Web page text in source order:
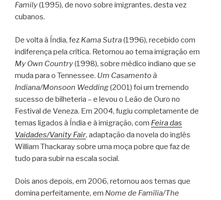
Family(1995), de novo sobre imigrantes, desta vez
cubanos.
De volta à Índia, fez Kama Sutra(1996), recebido com
indiferença pela crítica. Retornou ao tema imigração em
My Own Country(1998), sobre médico indiano que se
muda para o Tennessee. Um Casamento à
Indiana/Monsoon Wedding(2001) foi um tremendo
sucesso de bilheteria – e levou o Leão de Ouro no
Festival de Veneza. Em 2004, fugiu completamente de
temas ligados à Índia e à imigração, com Feira das
Vaidades/Vanity Fair, adaptação da novela do inglês
William Thackaray sobre uma moça pobre que faz de
tudo para subir na escala social.
Dois anos depois, em 2006, retornou aos temas que
domina perfeitamente, em Nome de Família/The